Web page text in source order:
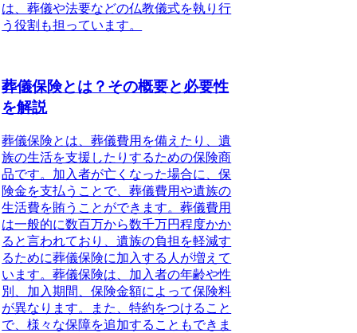
は、葬儀や法要などの仏教儀式を執り行
う役割も担っています。
葬儀保険とは？その概要と必要性
を解説
葬儀保険とは、葬儀費用を備えたり、遺
族の生活を支援したりするための保険商
品です。加入者が亡くなった場合に、保
険金を支払うことで、葬儀費用や遺族の
生活費を賄うことができます。葬儀費用
は一般的に数百万から数千万円程度かか
ると言われており、遺族の負担を軽減す
るために葬儀保険に加入する人が増えて
います。葬儀保険は、加入者の年齢や性
別、加入期間、保険金額によって保険料
が異なります。また、特約をつけること
で、様々な保障を追加することもできま